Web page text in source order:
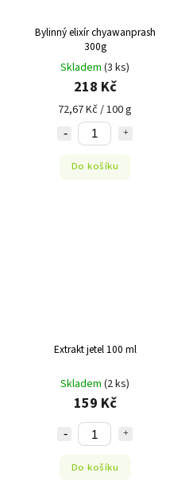
Bylinný elixír chyawanprash
300g
Skladem (3 ks)
218 Kč
72,67 Kč / 100 g
Do košíku
Extrakt jetel 100 ml
Skladem (2 ks)
159 Kč
Do košíku